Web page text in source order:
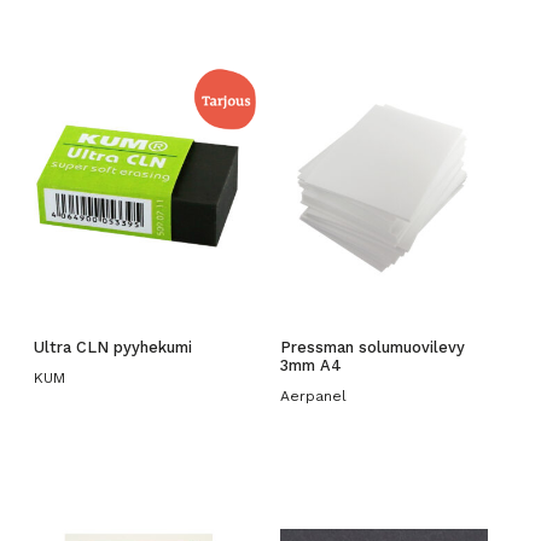
Ultra CLN pyyhekumi
KUM
Pressman solumuovilevy
3mm A4
Aerpanel